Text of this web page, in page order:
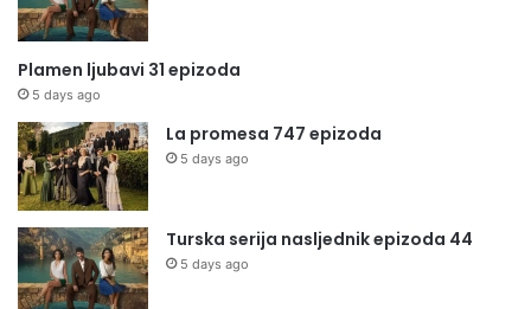
Plamen ljubavi 31 epizoda
5 days ago
La promesa 747 epizoda
5 days ago
Turska serija nasljednik epizoda 44
5 days ago